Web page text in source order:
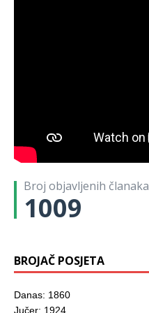
Broj objavljenih članaka
1009
BROJAČ POSJETA
Danas: 1860
Jučer: 1924